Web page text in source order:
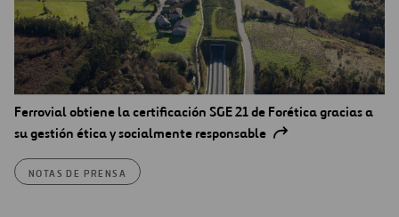
Ferrovial obtiene la certificación SGE 21 de Forética gracias a
su gestión ética y socialmente responsable
NOTAS DE PRENSA